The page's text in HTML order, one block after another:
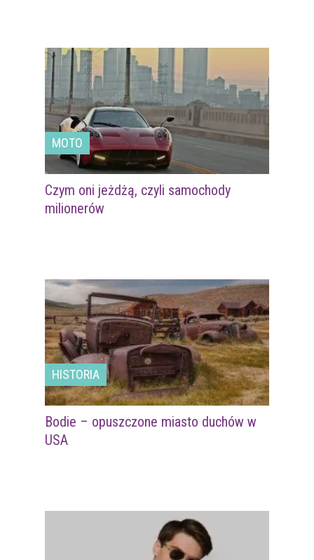
MOTO
Czym oni jeżdżą, czyli samochody
milionerów
HISTORIA
Bodie – opuszczone miasto duchów w
USA